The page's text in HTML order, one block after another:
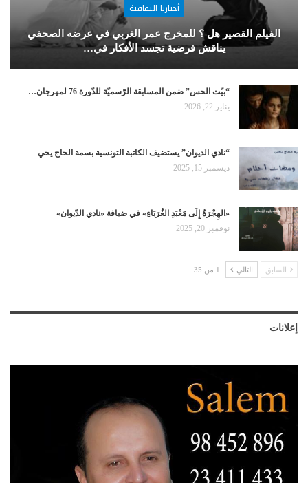
أخبارنا الثقافية
الفيلم القصير هل ؟ للمخرج عمر الغربي في عرضه الصحفي
يناقش فرضية تجسد الأفكار في…
“بيّت الحس” ضمن المسابقة الرّسميّة للدّورة 76 لمهرجان…
يناير 22, 2026
“نادي الديوان” يستضيف الكاتبة التونسية بسمة الحاج يحي
ديسمبر 15, 2025
«الهِجْرَةُ إِلَى مَعْبَدِ الغُرَبَاءِ» في ضيافة «نادي الدّيوان»
نوفمبر 20, 2025
السابق التالي 1 من 35
إعلانات